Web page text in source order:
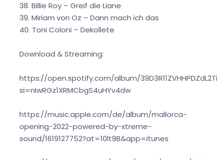
38. Billie Roy – Greif die Liane
39. Miriam von Oz – Dann mach ich das
40. Toni Coloni – Dekollete
Download & Streaming:
https://open.spotify.com/album/
si=nIwRGz1XRMCbgS4uHYv4dw
https://music.apple.com/de/album/mallorca-
opening-2022-powered-by-xtreme-
sound/1619127752?at=10lt9B&app=itunes